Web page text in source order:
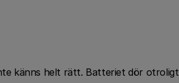
känns helt rätt. Batteriet dör otroligt